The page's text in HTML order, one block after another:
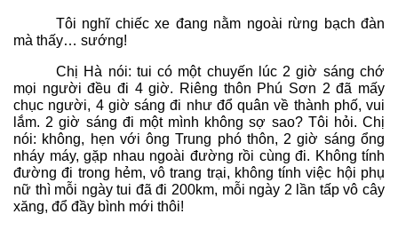
Tôi nghĩ chiếc xe đang nằm ngoài rừng bạch đàn
mà thấy… sướng!
Chị Hà nói: tui có một chuyến lúc 2 giờ sáng chớ
mọi người đều đi 4 giờ. Riêng thôn Phú Sơn 2 đã mấy
chục người, 4 giờ sáng đi như đổ quân về thành phố, vui
lắm. 2 giờ sáng đi một mình không sợ sao? Tôi hỏi. Chị
nói: không, hẹn với ông Trung phó thôn, 2 giờ sáng ổng
nháy máy, gặp nhau ngoài đường rồi cùng đi. Không tính
đường đi trong hẻm, vô trang trại, không tính việc hội phụ
nữ thì mỗi ngày tui đã đi 200km, mỗi ngày 2 lần tấp vô cây
xăng, đổ đầy bình mới thôi!